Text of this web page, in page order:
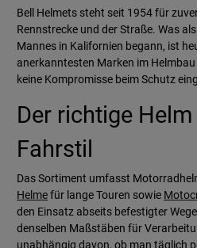
Bell Helmets steht seit 1954 für
Rennstrecke und der Straße. Was
Mannes in Kalifornien begann, ist
anerkanntesten Marken im
keine Kompromisse beim Schutz
Der richtige
Fahrstil
Das Sortiment umfasst
Helmefür lange Touren sowie
den Einsatz abseits befestigter
denselben Maßstäben für
unabhängig davon, ob man täglich